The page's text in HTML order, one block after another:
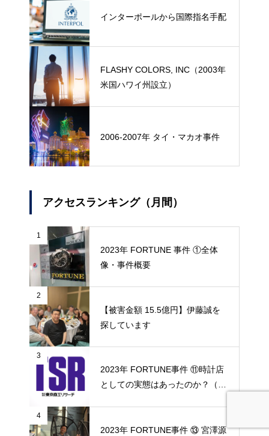
インターポールから国際指名手配
FLASHY COLORS, INC（2003年
米国ハワイ州設立）
2006-2007年 タイ・マカオ事件
アクセスランキング（月間）
1
2023年 FORTUNE 事件 ①全体
像・事件概要
2
【被害金額 15.5億円】伊藤誠を
探しています
3
2023年 FORTUNE事件 ⑪時計店
としての実態はあったのか？（東
4
2023年 FORTUNE事件 ⑬ 宮澤源